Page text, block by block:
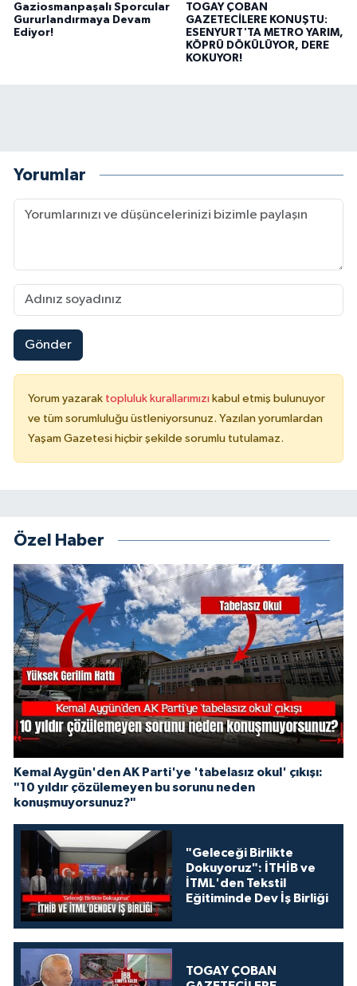
Gaziosmanpaşalı Sporcular
Gururlandırmaya Devam
Ediyor!
TOGAY ÇOBAN
GAZETECİLERE KONUŞTU:
ESENYURT'TA METRO YARIM,
KÖPRÜ DÖKÜLÜYOR, DERE
KOKUYOR!
Yorumlar
Gönder
Yorum yazarak topluluk kurallarımızı kabul etmiş bulunuyor
ve tüm sorumluluğu üstleniyorsunuz. Yazılan yorumlardan
Yaşam Gazetesi hiçbir şekilde sorumlu tutulamaz.
Özel Haber
Kemal Aygün'den AK Parti'ye 'tabelasız okul' çıkışı:
"10 yıldır çözülemeyen bu sorunu neden
konuşmuyorsunuz?"
"Geleceği Birlikte
Dokuyoruz": İTHİB ve
İTML'den Tekstil
Eğitiminde Dev İş Birliği
TOGAY ÇOBAN